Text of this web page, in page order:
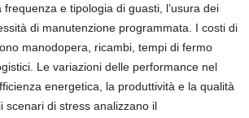
e tipologia di guasti, l’usura dei
di manutenzione programmata. I costi di
manodopera, ricambi, tempi di fermo
Le variazioni delle performance nel
energetica, la produttività e la qualità
scenari di stress analizzano il